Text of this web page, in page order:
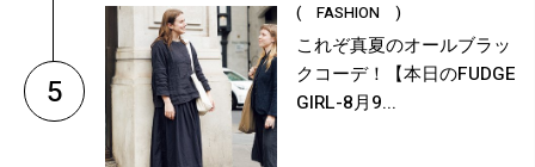
5
( FASHION )
これぞ真夏のオールブラッ
クコーデ！【本日のFUDGE
GIRL-8月9...